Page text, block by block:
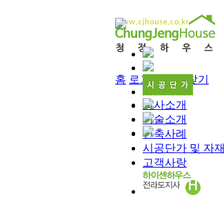
홈 로그인 즐겨찾기
회사소개
기술소개
건축사례
시공단가 및 자재
고객사랑